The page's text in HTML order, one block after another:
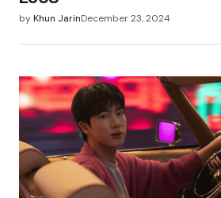
byKhun JarinDecember 23, 2024